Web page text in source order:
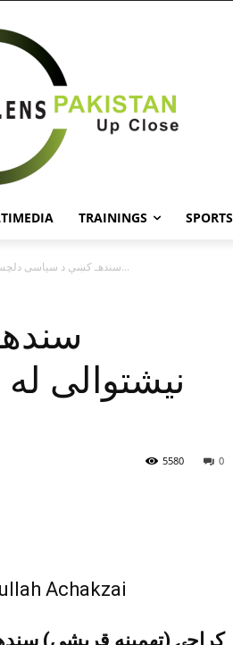
TRAININGS SPORTS
سندهـ کښې د سياسى دلچسپۍ د نيشتوالى له امله تعليمى نظام د...
نيشتوالى
0
5580
کراچۍ (تهمينه قريشى)